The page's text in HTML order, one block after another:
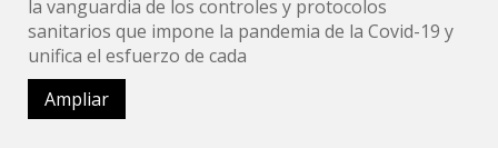
la vanguardia de los controles y protocolos
sanitarios que impone la pandemia de la Covid-19 y
unifica el esfuerzo de cada
Ampliar